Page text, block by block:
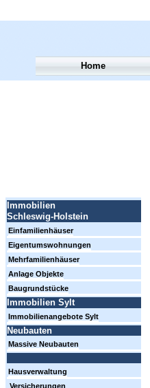
Home
Immobilien
Schleswig-Holstein
Einfamilienhäuser
Eigentumswohnungen
Mehrfamilienhäuser
Anlage Objekte
Baugrundstücke
Immobilien Sylt
Immobilienangebote Sylt
Neubauten
Massive Neubauten
Hausverwaltung
Versicherungen